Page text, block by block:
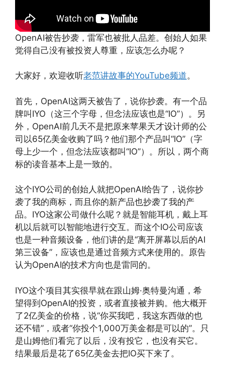
OpenAI被告抄袭，雷军也被批人品差。创始人如果
觉得自己没有被投资人尊重，应该怎么办呢？
大家好，欢迎收听老范讲故事的YouTube频道。
首先，OpenAI这两天被告了，说你抄袭。有一个品
牌叫IYO（这三个字母，但念法应该也是“IO”）。另
外，OpenAI前几天不是把原来苹果天才设计师的公
司以65亿美金收购了吗？他们那个产品叫“IO”（字
母上少一个，但念法应该都叫“IO”）。所以，两个商
标的读音基本上是一致的。
这个IYO公司的创始人就把OpenAI给告了，说你抄
袭了我的商标，而且你的新产品也抄袭了我的产
品。IYO这家公司做什么呢？就是智能耳机，戴上耳
机以后就可以智能地进行交互。而这个IO公司应该
也是一种音频设备，他们讲的是“离开屏幕以后的AI
第三设备”，应该也是通过音频方式来使用的。原告
认为OpenAI的技术方向也是雷同的。
IYO这个项目其实很早就在跟山姆·奥特曼沟通，希
望得到OpenAI的投资，或者直接被并购。他大概开
了2亿美金的价格，说“你买我吧，我这东西做的也
还不错”，或者“你投个1,000万美金都是可以的”。只
是山姆他们看完了以后，没有投它，也没有买它。
结果最后是花了65亿美金去把IO买下来了。